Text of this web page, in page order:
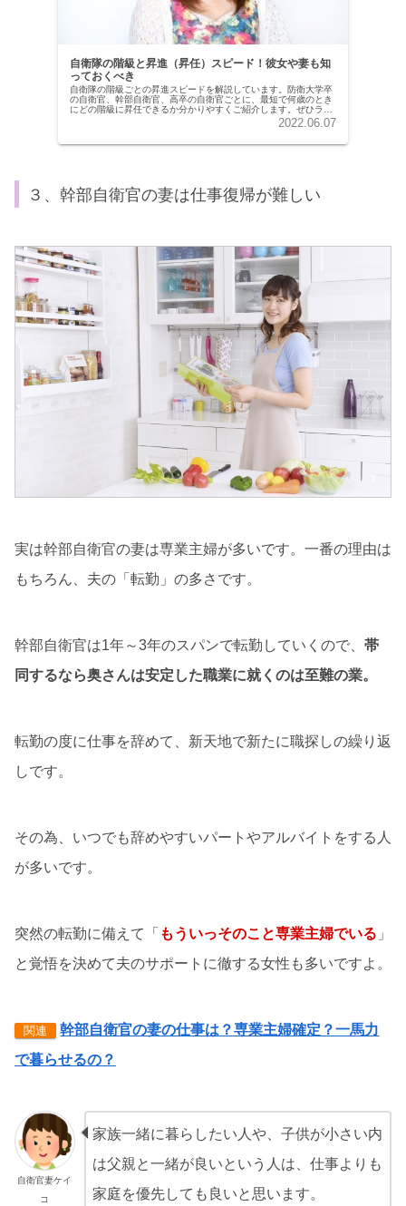
自衛隊の階級と昇進（昇任）スピード！彼女や妻も知
っておくべき
自衛隊の階級ごとの昇進スピードを解説しています。防衛大学卒
の自衛官、幹部自衛官、高卒の自衛官ごとに、最短で何歳のとき
にどの階級に昇任できるか分かりやすくご紹介します。ぜひライ
2022.06.07
３、幹部自衛官の妻は仕事復帰が難しい
実は幹部自衛官の妻は専業主婦が多いです。一番の理由は
もちろん、夫の「転勤」の多さです。
幹部自衛官は1年～3年のスパンで転勤していくので、 帯
同するなら奥さんは安定した職業に就くのは至難の業。
転勤の度に仕事を辞めて、新天地で新たに職探しの繰り返
しです。
その為、いつでも辞めやすいパートやアルバイトをする人
が多いです。
突然の転勤に備えて「 もういっそのこと専業主婦でいる 」
と覚悟を決めて夫のサポートに徹する女性も多いですよ。
関連
幹部自衛官の妻の仕事は？専業主婦確定？一馬力
で暮らせるの？
自衛官妻ケイ
コ
家族一緒に暮らしたい人や、子供が小さい内
は父親と一緒が良いという人は、仕事よりも
家庭を優先しても良いと思います。